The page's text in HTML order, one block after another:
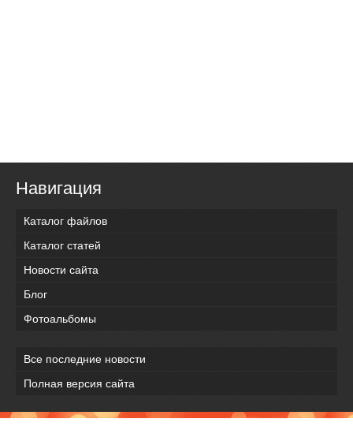
Навигация
Каталог файлов
Каталог статей
Новости сайта
Блог
Фотоальбомы
Все последние новости
Полная версия сайта